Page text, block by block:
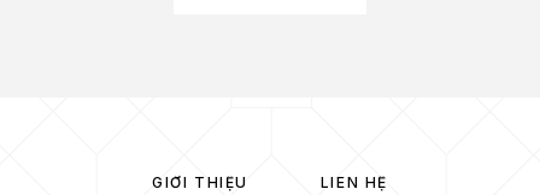
GIỚI THIỆU LIÊN HỆ